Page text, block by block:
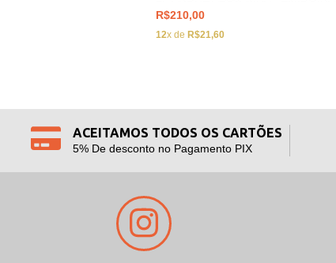
R$210,00
12x de R$21,60
ACEITAMOS TODOS OS CARTÕES
5% De desconto no Pagamento PIX